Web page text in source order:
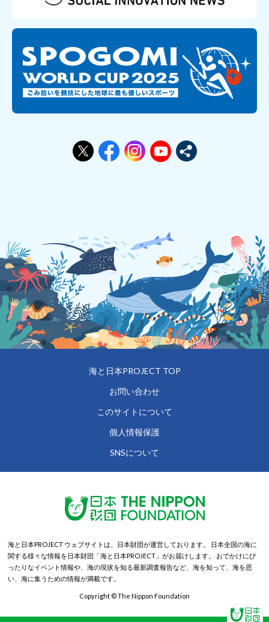
海と日本PROJECT TOP
お問い合わせ
このサイトについて
個人情報保護
SNSについて
海と日本PROJECT ウェブサイトは、日本財団が運営しております。
日本全国の海に
関する様々な情報を日本財団「海と日本PROJECT」がお届けします。
おでかけにぴ
ったりなイベント情報や、海の現状を知る最新調査報告など、海を知って、海を思
い、海に集うための情報が満載です。
Copyright © The Nippon Foundation